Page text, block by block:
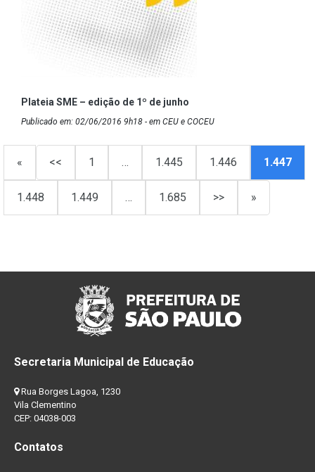
Plateia SME – edição de 1º de junho
Publicado em: 02/06/2016 9h18 - em CEU e COCEU
« << 1 … 1.445 1.446 1.447
1.448 1.449 … 1.685 >> »
Secretaria Municipal de Educação
Rua Borges Lagoa, 1230
Vila Clementino
CEP: 04038-003
Contatos